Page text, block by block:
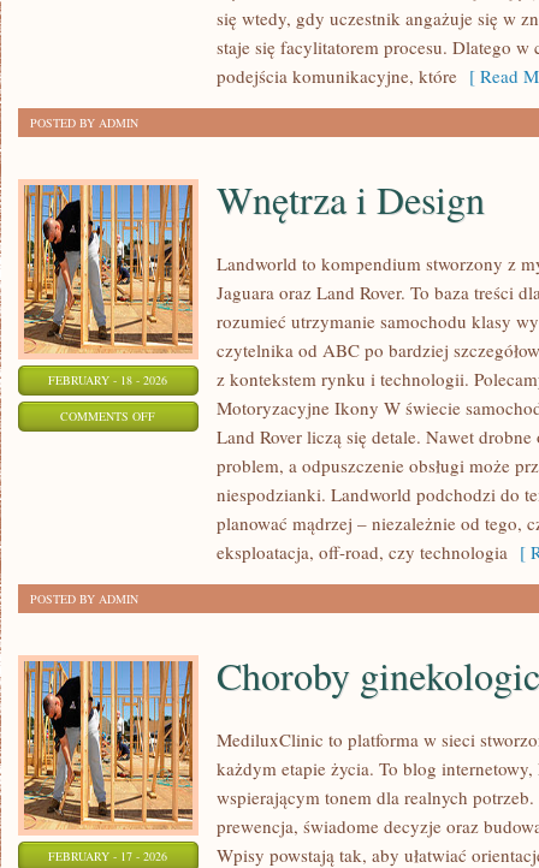
ROZUMIENIEsię wtedy, gdy uczestnik angażuje się w
staje się facylitatorem procesu. Dlatego
podejścia komunikacyjne, które [ Read
POSTED BY ADMIN
FEBRUARY - 18 - 2026
COMMENTS OFFON
Wnętrza i Design
Landworld to kompendium stworzony z
Jaguara oraz Land Rover. To baza treści
rozumieć utrzymanie samochodu klasy
czytelnika od ABC po bardziej
z kontekstem rynku i technologii.
Motoryzacyjne Ikony W świecie
Land Rover liczą się detale. Nawet
problem, a odpuszczenie obsługi może
niespodzianki. Landworld podchodzi do
planować mądrzej – niezależnie od tego,
eksploatacja, off-road, czy technologia [
POSTED BY ADMIN
FEBRUARY - 17 - 2026
Choroby
MediluxClinic to platforma w sieci
każdym etapie życia. To blog
wspierającym tonem dla realnych
prewencja, świadome decyzje oraz
Wpisy powstają tak, aby ułatwiać